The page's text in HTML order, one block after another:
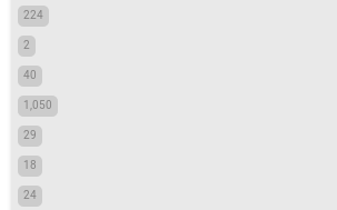
224
2
40
1,050
29
18
24